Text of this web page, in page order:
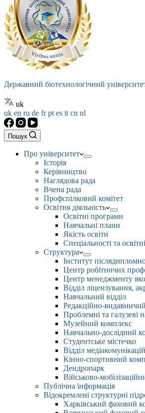
Державний біотехнологічний
uk
uk en ru de frpt es it cn nl
Пошук
Про університет
Історія
Керівництво
Наглядова рада
Вчена рада
Профспілковий комітет
Освітня діяльність
Освітні програми
Навчальні плани
Якість освіти
Спеціальності та
Структура
Інститут
Центр робітничих
Центр менеджменту
Відділ ліцензування,
Навчальний відділ
Редакційно-видавничий
Проблемні та галузеві
Музейний комплекс
Навчально-дослідний
Студентське містечко
Відділ медіакомунікацій
Кінно-спортивний
Дендропарк
Військово-
Публічна інформація
Відокремлені структурні
Харківський фаховий